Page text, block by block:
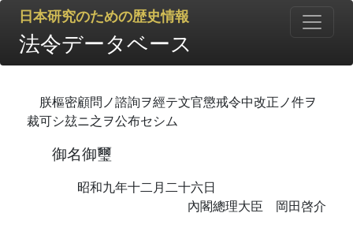
日本研究のための歴史情報
法令データベース
朕樞密顧問ノ諮詢ヲ經テ文官懲戒令中改正ノ件ヲ
裁可シ玆ニ之ヲ公布セシム
御名御璽
昭和九年十二月二十六日
內閣總理大臣 岡田啓介